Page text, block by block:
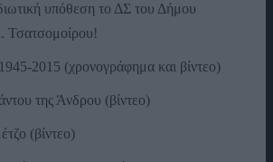
υπόθεση το ΔΣ του Δήμου
Τσατσομοίρου!
2015 (χρονογράφημα και βίντεο)
της Άνδρου (βίντεο)
(βίντεο)